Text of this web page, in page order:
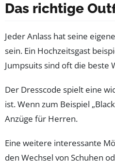
Das richtige
Jeder Anlass hat seine
sein. Ein Hochzeitsgast
Jumpsuits sind oft die beste
Der Dresscode spielt eine
ist. Wenn zum Beispiel
Anzüge für Herren.
Eine weitere interessante
den Wechsel von Schuhen